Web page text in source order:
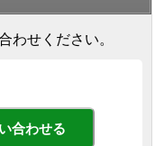
わせください。
合わせる